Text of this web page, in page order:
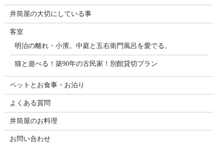
井筒屋の大切にしている事
客室
明治の離れ・小濱。中庭と五右衛門風呂を愛でる。
猫と遊べる！築90年の古民家！別館貸切プラン
ペットとお食事・お泊り
よくある質問
井筒屋のお料理
お問い合わせ